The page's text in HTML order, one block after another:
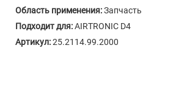
Область применения:Запчасть
Подходит для:AIRTRONIC D4
Артикул:25.2114.99.2000